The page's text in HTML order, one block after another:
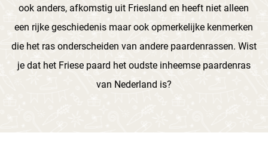
ook anders, afkomstig uit Friesland en heeft niet alleen
een rijke geschiedenis maar ook opmerkelijke kenmerken
die het ras onderscheiden van andere paardenrassen. Wist
je dat het Friese paard het oudste inheemse paardenras
van Nederland is?